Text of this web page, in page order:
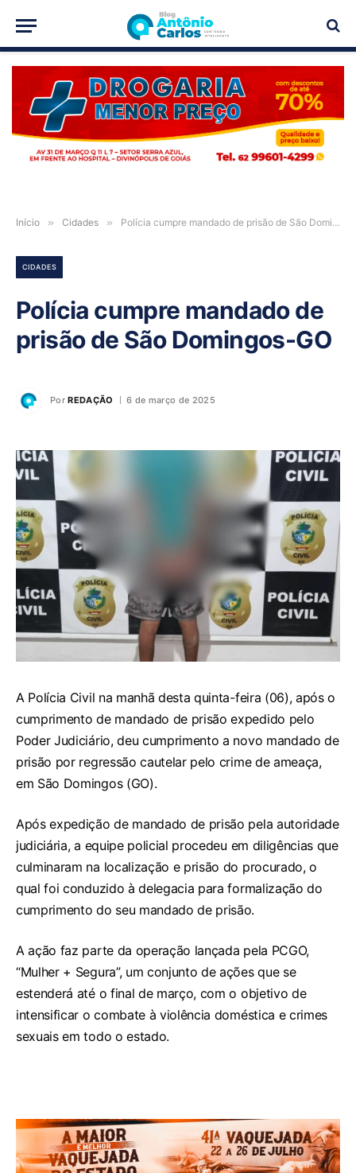
PUBLICIDADE
Início » Cidades » Polícia cumpre mandado de prisão de São Domingos-GO
CIDADES
Polícia cumpre mandado de
prisão de São Domingos-GO
Por REDAÇÃO 6 de março de 2025
A Polícia Civil na manhã desta quinta-feira (06), após o
cumprimento de mandado de prisão expedido pelo
Poder Judiciário, deu cumprimento a novo mandado de
prisão por regressão cautelar pelo crime de ameaça,
em São Domingos (GO).
Após expedição de mandado de prisão pela autoridade
judiciária, a equipe policial procedeu em diligências que
culminaram na localização e prisão do procurado, o
qual foi conduzido à delegacia para formalização do
cumprimento do seu mandado de prisão.
A ação faz parte da operação lançada pela PCGO,
“Mulher + Segura”, um conjunto de ações que se
estenderá até o final de março, com o objetivo de
intensificar o combate à violência doméstica e crimes
sexuais em todo o estado.